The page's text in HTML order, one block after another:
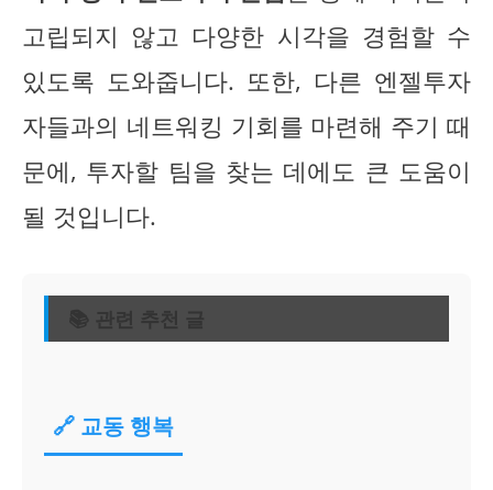
고립되지 않고 다양한 시각을 경험할 수
있도록 도와줍니다. 또한, 다른 엔젤투자
자들과의 네트워킹 기회를 마련해 주기 때
문에, 투자할 팀을 찾는 데에도 큰 도움이
될 것입니다.
📚 관련 추천 글
🔗 교동 행복